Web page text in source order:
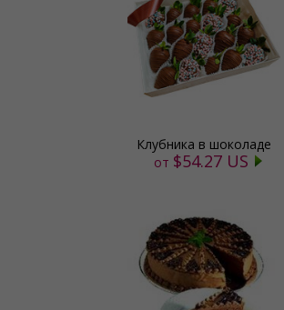
Клубника в шоколаде
от $54.27 US